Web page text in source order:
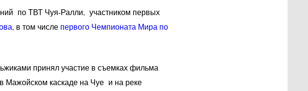
по ТВТ Чуя-Ралли, участником первых
, в том числе первого Чемпионата Мира по
принял участие в съемках фильма
Мажойском каскаде на Чуе и на реке